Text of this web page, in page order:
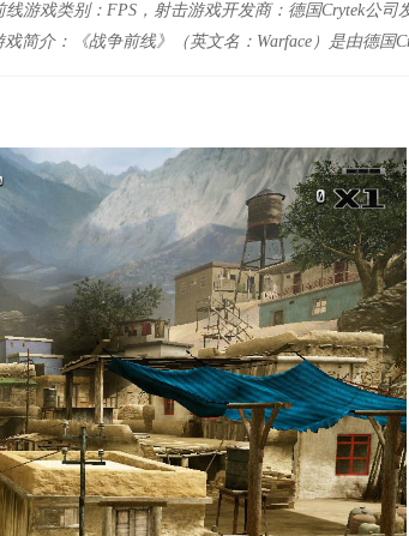
游戏类别：FPS，射击游戏开发商：德国Crytek公司
简介：《战争前线》（英文名：Warface）是由德国